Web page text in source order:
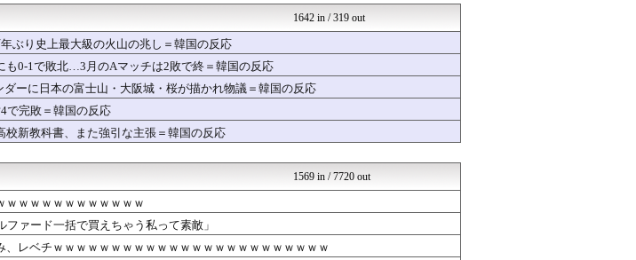
ない言い訳がこちら…」→「もはや...
海外トークログ
チｗｗｗｗｗｗｗｗｗｗｗ
不思議.net - 5ch...
てしまうｗｗｗｗｗｗ
ってます」と伝えた。「そういう...
修羅の華-家庭・生活まとめ
せにくる
いたしん！
が好み？
GUNDAM.LOG｜ガン...
で先行公開wwwww...
暢仁vs平良拳太郎」【広島-De...
広島東洋カープまとめブログ...
くれｗｗｗ
汎用型自作PCまとめ
等「進化前ポケモン」の実戦投入は...
ポケチャン攻略まとめ速報｜...
で「第四惑星の悪夢」を配...
ヒーローNEWS
人魚の描き下ろし【虹ヶ咲】
』第一部の主題歌を担当！『アニソ...
VTuberNews
、『光が戻るという意味の独立で...
日本と韓国は敵か？味方か？...
1642 in / 319 out
ぶり史上最大級の火山の兆し＝韓国の反応
も0-1で敗北…3月のAマッチは2敗で終＝韓国の反応
ーに日本の富士山・大阪城・桜が描かれ物議＝韓国の反応
で完敗＝韓国の反応
新教科書、また強引な主張＝韓国の反応
1569 in / 7720 out
ｗｗｗｗｗｗｗｗｗｗｗｗ
ァード一括で買えちゃう私って素敵」
、レベチｗｗｗｗｗｗｗｗｗｗｗｗｗｗｗｗｗｗｗｗｗｗｗｗ